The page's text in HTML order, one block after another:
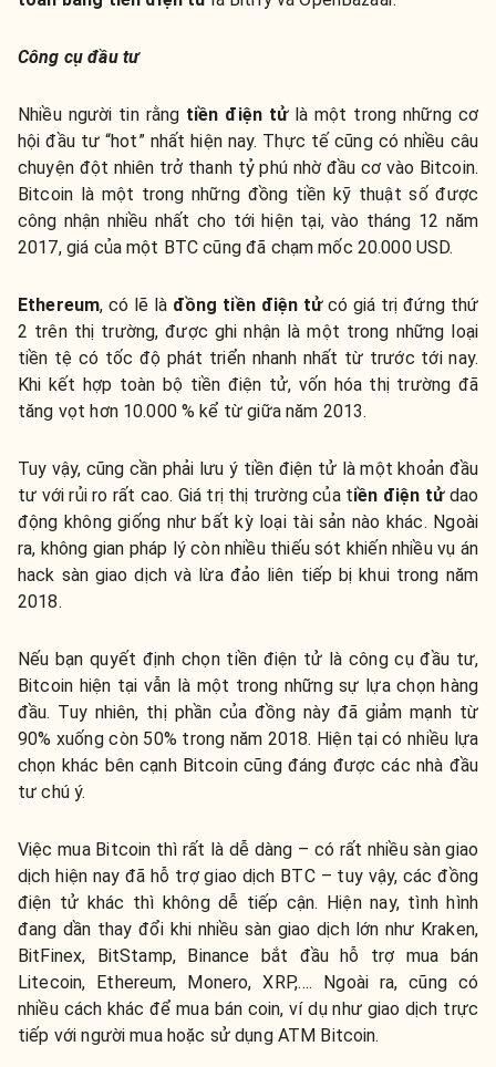
Công cụ đầu tư
Nhiều người tin rằng tiền điện tửlà một trong những cơ
hội đầu tư “hot” nhất hiện nay. Thực tế cũng có nhiều câu
chuyện đột nhiên trở thanh tỷ phú nhờ đầu cơ vào Bitcoin.
Bitcoin là một trong những đồng tiền kỹ thuật số được
công nhận nhiều nhất cho tới hiện tại, vào tháng 12 năm
2017, giá của một BTC cũng đã chạm mốc 20.000 USD.
Ethereum, có lẽ là đồng tiền điện tửcó giá trị đứng thứ
2 trên thị trường, được ghi nhận là một trong những loại
tiền tệ có tốc độ phát triển nhanh nhất từ trước tới nay.
Khi kết hợp toàn bộ tiền điện tử, vốn hóa thị trường đã
tăng vọt hơn 10.000 % kể từ giữa năm 2013.
Tuy vậy, cũng cần phải lưu ý tiền điện tử là một khoản đầu
tư với rủi ro rất cao. Giá trị thị trường của tiền điện tửdao
động không giống như bất kỳ loại tài sản nào khác. Ngoài
ra, không gian pháp lý còn nhiều thiếu sót khiến nhiều vụ án
hack sàn giao dịch và lừa đảo liên tiếp bị khui trong năm
2018.
Nếu bạn quyết định chọn tiền điện tử là công cụ đầu tư,
Bitcoin hiện tại vẫn là một trong những sự lựa chọn hàng
đầu. Tuy nhiên, thị phần của đồng này đã giảm mạnh từ
90% xuống còn 50% trong năm 2018. Hiện tại có nhiều lựa
chọn khác bên cạnh Bitcoin cũng đáng được các nhà đầu
tư chú ý.
Việc mua Bitcoin thì rất là dễ dàng – có rất nhiều sàn giao
dịch hiện nay đã hỗ trợ giao dịch BTC – tuy vậy, các đồng
điện tử khác thì không dễ tiếp cận. Hiện nay, tình hình
đang dần thay đổi khi nhiều sàn giao dịch lớn như Kraken,
BitFinex, BitStamp, Binance bắt đầu hỗ trợ mua bán
Litecoin, Ethereum, Monero, XRP,…. Ngoài ra, cũng có
nhiều cách khác để mua bán coin, ví dụ như giao dịch trực
tiếp với người mua hoặc sử dụng ATM Bitcoin.